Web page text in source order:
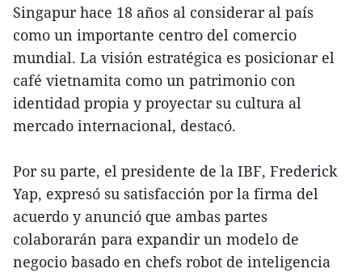
Singapur hace 18 años al considerar al país
como un importante centro del comercio
mundial. La visión estratégica es posicionar el
café vietnamita como un patrimonio con
identidad propia y proyectar su cultura al
mercado internacional, destacó.
Por su parte, el presidente de la IBF, Frederick
Yap, expresó su satisfacción por la firma del
acuerdo y anunció que ambas partes
colaborarán para expandir un modelo de
negocio basado en chefs robot de inteligencia